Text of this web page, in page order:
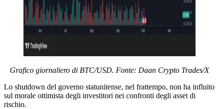
Grafico giornaliero di BTC/USD. Fonte: Daan Crypto Trades/X
Lo shutdown del governo statunitense, nel frattempo, non ha influito
sul morale ottimista degli investitori nei confronti degli asset di
rischio.